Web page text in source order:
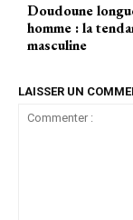
Doudoune
homme : la
masculine
LAISSER UN